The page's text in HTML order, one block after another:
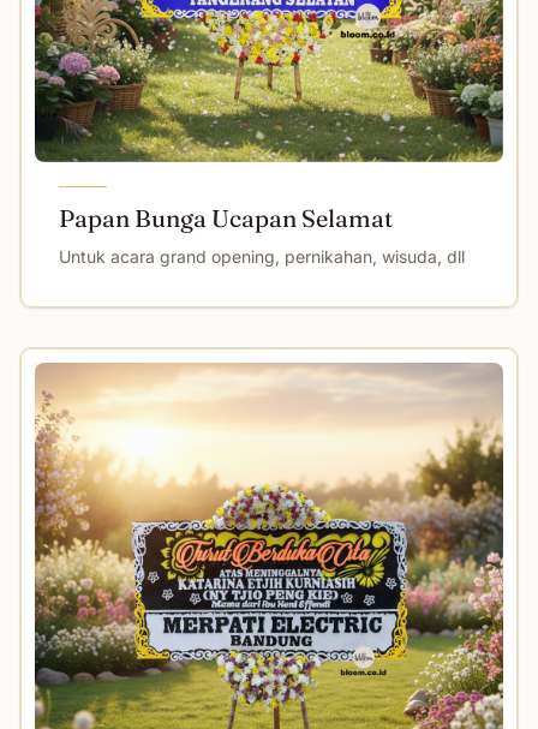
Papan Bunga Ucapan Selamat
Untuk acara grand opening, pernikahan, wisuda, dll